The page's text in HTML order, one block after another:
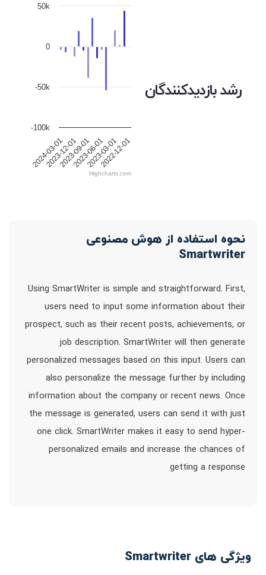
رشد بازدیدکنندگان
2024-03-01
2023-12-01
2023-09-01
2023-06-01
2023-03-01
2022-12-01
-50k
0
50k
-100k
Highcharts.com
نحوه استفاده از هوش مصنوعی
Smartwriter
Using SmartWriter is simple and straightforward. First,
users need to input some information about their
prospect, such as their recent posts, achievements, or
job description. SmartWriter will then generate
personalized messages based on this input. Users can
also personalize the message further by including
information about the company or recent news. Once
the message is generated, users can send it with just
one click. SmartWriter makes it easy to send hyper-
personalized emails and increase the chances of
getting a response
ویژگی های Smartwriter